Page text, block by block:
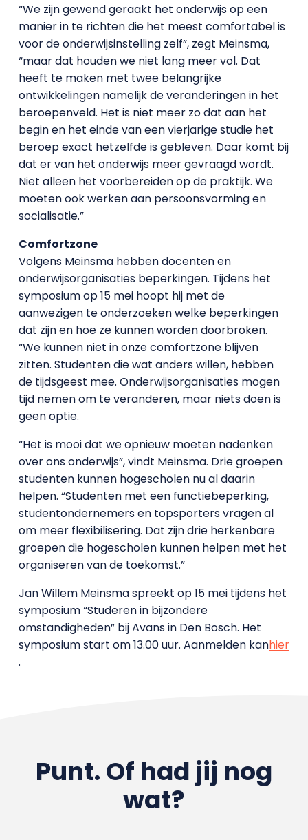
“We zijn gewend geraakt het onderwijs op een
manier in te richten die het meest comfortabel is
voor de onderwijsinstelling zelf”, zegt Meinsma,
“maar dat houden we niet lang meer vol. Dat
heeft te maken met twee belangrijke
ontwikkelingen namelijk de veranderingen in het
beroepenveld. Het is niet meer zo dat aan het
begin en het einde van een vierjarige studie het
beroep exact hetzelfde is gebleven. Daar komt bij
dat er van het onderwijs meer gevraagd wordt.
Niet alleen het voorbereiden op de praktijk. We
moeten ook werken aan persoonsvorming en
socialisatie.”
Comfortzone
Volgens Meinsma hebben docenten en
onderwijsorganisaties beperkingen. Tijdens het
symposium op 15 mei hoopt hij met de
aanwezigen te onderzoeken welke beperkingen
dat zijn en hoe ze kunnen worden doorbroken.
“We kunnen niet in onze comfortzone blijven
zitten. Studenten die wat anders willen, hebben
de tijdsgeest mee. Onderwijsorganisaties mogen
tijd nemen om te veranderen, maar niets doen is
geen optie.
“Het is mooi dat we opnieuw moeten nadenken
over ons onderwijs”, vindt Meinsma. Drie groepen
studenten kunnen hogescholen nu al daarin
helpen. “Studenten met een functiebeperking,
studentondernemers en topsporters vragen al
om meer flexibilisering. Dat zijn drie herkenbare
groepen die hogescholen kunnen helpen met het
organiseren van de toekomst.”
Jan Willem Meinsma spreekt op 15 mei tijdens het
symposium “Studeren in bijzondere
omstandigheden” bij Avans in Den Bosch. Het
symposium start om 13.00 uur. Aanmelden kanhier
.
Punt. Of had jij nog
wat?